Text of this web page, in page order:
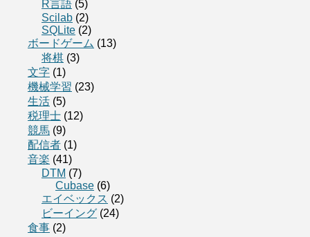
R言語 (5)
Scilab (2)
SQLite (2)
ボードゲーム (13)
将棋 (3)
文字 (1)
機械学習 (23)
生活 (5)
税理士 (12)
競馬 (9)
配信者 (1)
音楽 (41)
DTM (7)
Cubase (6)
エイベックス (2)
ビーイング (24)
食事 (2)